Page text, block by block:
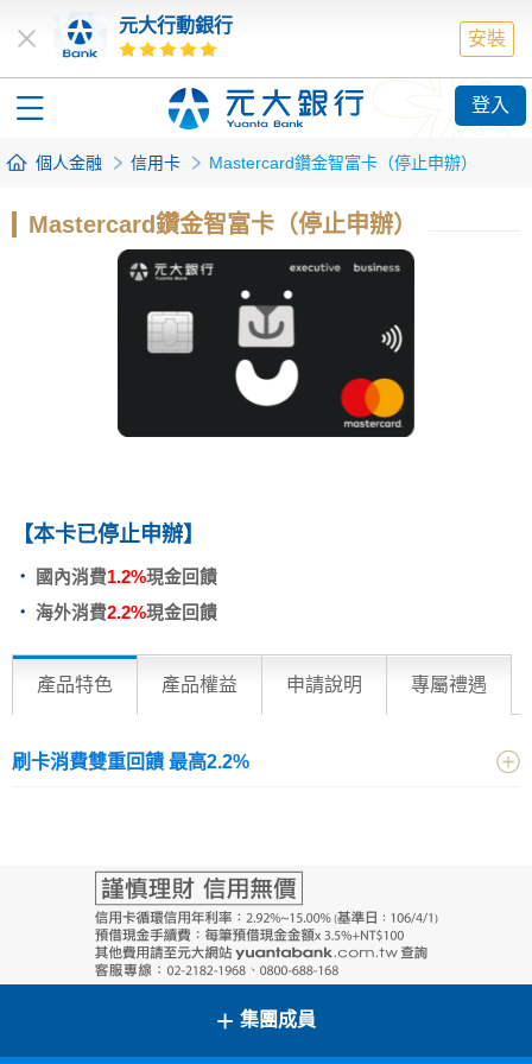
元大行動銀行
安裝
登入
個人金融 信用卡 Mastercard鑽金智富卡（停止申辦）
Mastercard鑽金智富卡（停止申辦）
【本卡已停止申辦】
國內消費1.2%現金回饋
海外消費2.2%現金回饋
產品特色 產品權益 申請說明 專屬禮遇
刷卡消費雙重回饋 最高2.2%
+ 集團成員